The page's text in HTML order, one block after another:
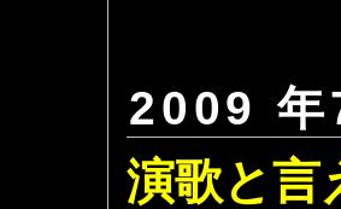
2009
演歌と言